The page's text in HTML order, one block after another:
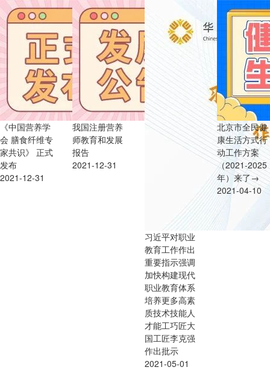
《中国营养学
会 膳食纤维专
家共识》 正式
发布
2021-12-31
我国注册营养
师教育和发展
报告
2021-12-31
习近平对职业
教育工作作出
重要指示强调
加快构建现代
职业教育体系
培养更多高素
质技术技能人
才能工巧匠大
国工匠李克强
作出批示
2021-05-01
北京市全民健
康生活方式行
动工作方案
（2021-2025
年）来了→
2021-04-10